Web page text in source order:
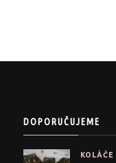
DOPORUČUJEME
KOLÁČE